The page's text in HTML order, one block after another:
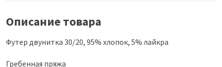
Описание товара
Футер двунитка 30/20, 95% хлопок, 5% лайкра
Гребенная пряжа